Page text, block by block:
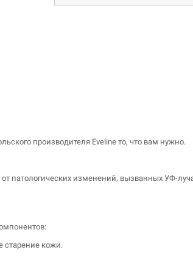
производителя Eveline то, что вам нужно.
патологических изменений, вызванных УФ-
старение кожи.